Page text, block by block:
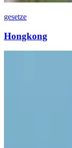
gesetze
Hongkong